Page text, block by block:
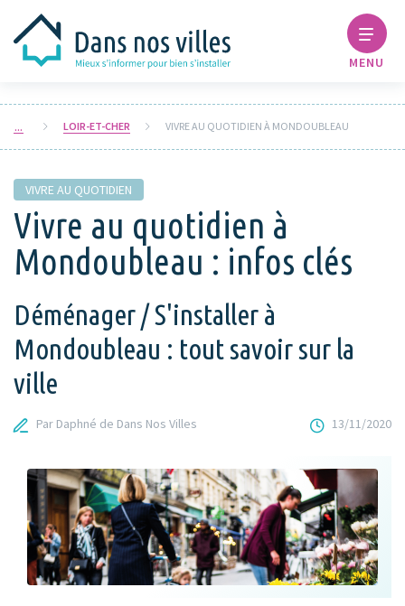
MENU
LOIR-ET-CHER VIVRE AU QUOTIDIEN À MONDOUBLEAU
VIVRE AU QUOTIDIEN
Vivre au quotidien à
Mondoubleau : infos clés
Déménager / S'installer à
Mondoubleau : tout savoir sur la
ville
Par Daphné de Dans Nos Villes 13/11/2020